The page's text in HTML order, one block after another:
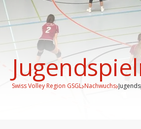
Swiss Volley Region GSGL›Nachwuchs›